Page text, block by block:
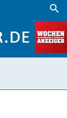
search